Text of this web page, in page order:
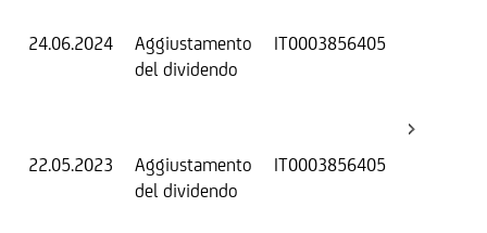
24.06.2024
Aggiustamento
del dividendo
IT0003856405
22.05.2023
Aggiustamento
del dividendo
IT0003856405